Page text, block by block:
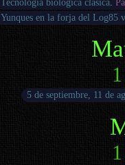
Tecnología biológica clásica .
Yunques en la forja del Log85
5 de septiembre, 11 de